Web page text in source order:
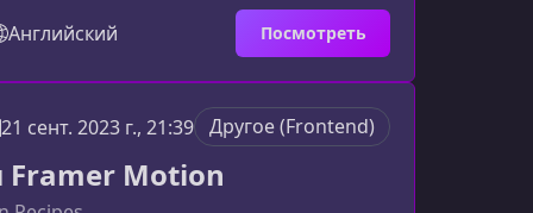
и устойчивые приложения. Этот
вам и вашей команде работать
технический долг и выпускать
действительно ценят
вам Epic WebЕсли вы
с ростом сложности проекта, теряете
Английский Посмотреть
21 сент. 2023 г., 21:39 Другое (Frontend)
Framer Motion